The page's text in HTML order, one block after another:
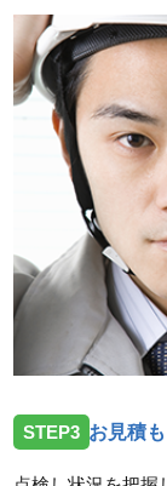
2026/07/14
三重県津市一
けお伺いしま
スタッフの修
STEP3 お見積も